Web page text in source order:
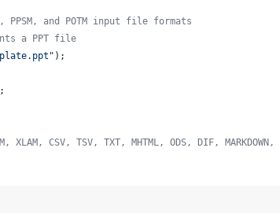
PPSM, and POTM input file formats
a PPT file
);
CSV, TSV, TXT, MHTML, ODS, DIF,